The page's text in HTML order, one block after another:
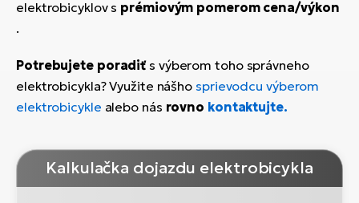
elektrobicyklov s prémiovým pomerom cena/výkon
.
Potrebujete poradiť s výberom toho správneho
elektrobicykla? Využite nášho sprievodcu výberom
elektrobicykle alebo nás rovno kontaktujte.
Kalkulačka dojazdu elektrobicykla